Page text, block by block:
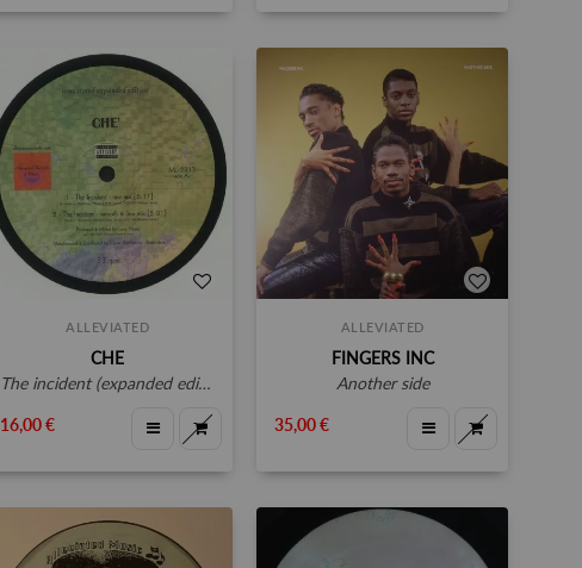
ALLEVIATED
CHE
the incident (expanded edition)
16,00 €
ALLEVIATED
FINGERS INC
another side
35,00 €